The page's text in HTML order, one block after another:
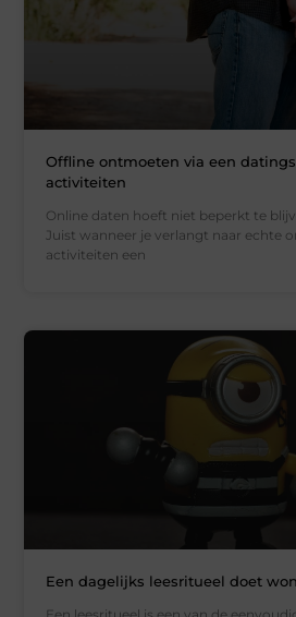
Offline ontmoeten via een
activiteiten
Online daten hoeft niet beperkt te
Juist wanneer je verlangt naar echte
activiteiten een
Een dagelijks leesritueel doet